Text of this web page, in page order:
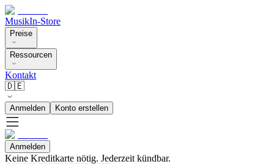
MusikIn-Store
Preise
Ressourcen
Kontakt
🇩🇪
Anmelden Konto erstellen
Anmelden
Keine Kreditkarte nötig. Jederzeit kündbar.